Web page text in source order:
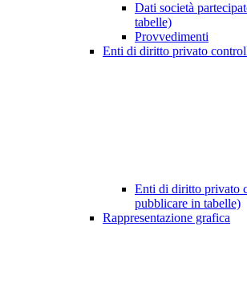
Dati società
tabelle)
Provvedimenti
Enti di diritto privato
Enti di diritto privato
pubblicare in tabelle)
Rappresentazione grafica